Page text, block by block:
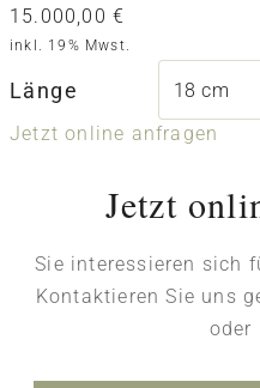
15.000,00 €
inkl. 19% Mwst.
Länge
Jetzt online anfragen
Jetzt
Sie interessieren sich
Kontaktieren Sie uns
oder